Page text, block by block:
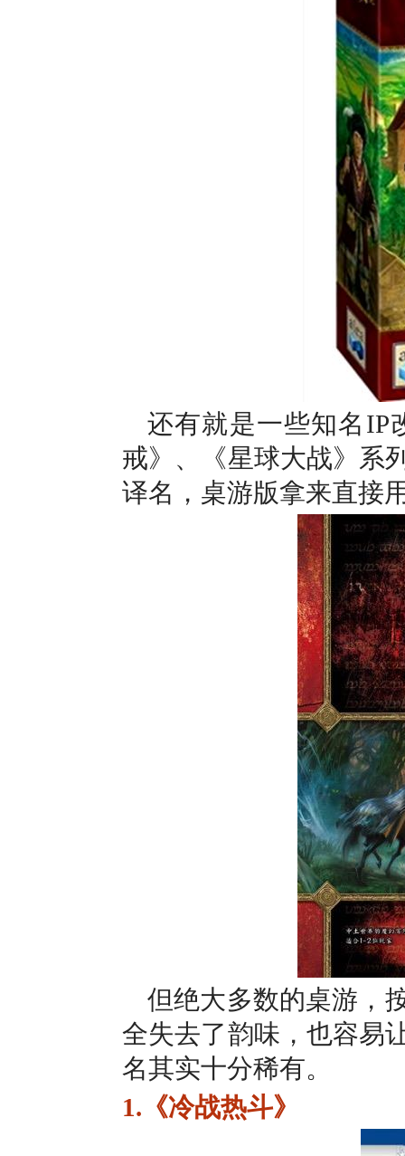
还有就是一些知名IP
戒》、《星球大战》系
译名，桌游版拿来直接
但绝大多数的桌游，
全失去了韵味，也容易
名其实十分稀有。
1.《冷战热斗》